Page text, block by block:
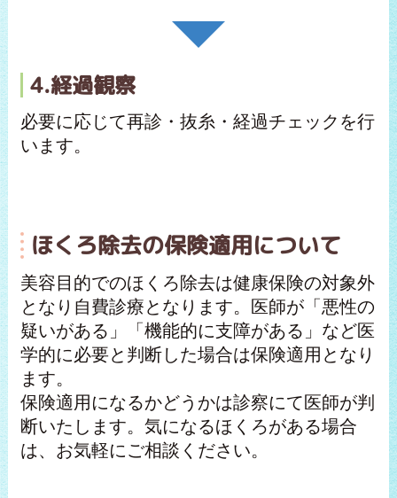
4.経過観察
必要に応じて再診・抜糸・経過チェックを行
います。
ほくろ除去の保険適用について
美容目的でのほくろ除去は健康保険の対象外
となり自費診療となります。医師が「悪性の
疑いがある」「機能的に支障がある」など医
学的に必要と判断した場合は保険適用となり
ます。
保険適用になるかどうかは診察にて医師が判
断いたします。気になるほくろがある場合
は、お気軽にご相談ください。